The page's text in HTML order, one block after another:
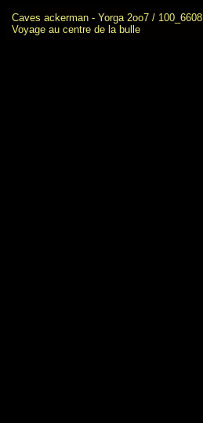
Caves ackerman - Yorga 2oo7 / 100_6608
Voyage au centre de la bulle